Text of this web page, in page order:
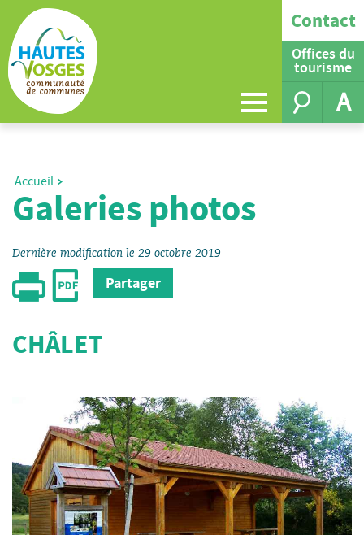
Contact
Offices du
tourisme
A
Accueil
Galeries photos
Dernière modification le 29 octobre 2019
Partager
CHÂLET